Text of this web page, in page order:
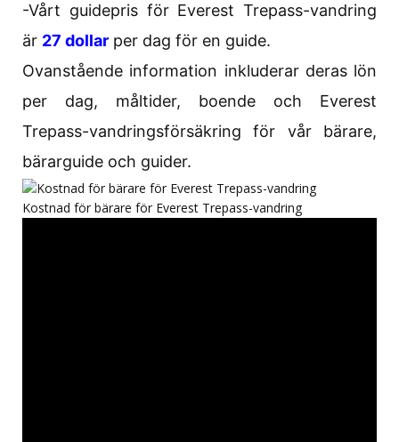
-Vårt guidepris för Everest Trepass-vandring
är 27 dollar per dag för en guide.
Ovanstående information inkluderar deras lön
per dag, måltider, boende och Everest
Trepass-vandringsförsäkring för vår bärare,
bärarguide och guider.
Kostnad för bärare för Everest Trepass-vandring